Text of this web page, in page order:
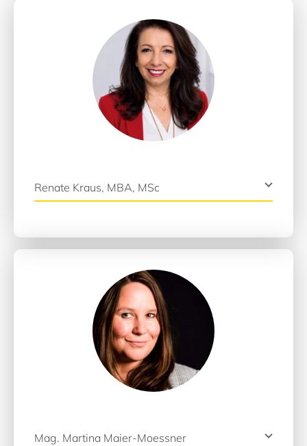
Renate Kraus, MBA, MSc
Mag. Martina Maier-Moessner